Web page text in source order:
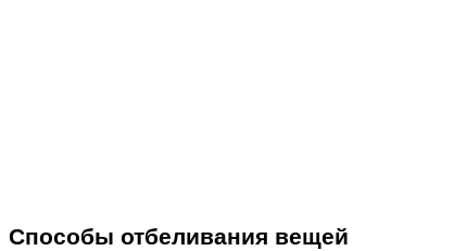
Способы отбеливания вещей